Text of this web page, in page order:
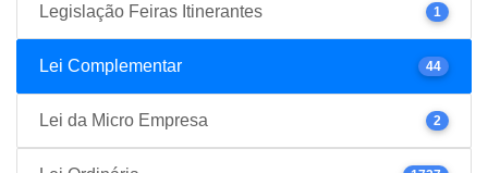
Legislação Feiras Itinerantes 1
Lei Complementar 44
Lei da Micro Empresa 2